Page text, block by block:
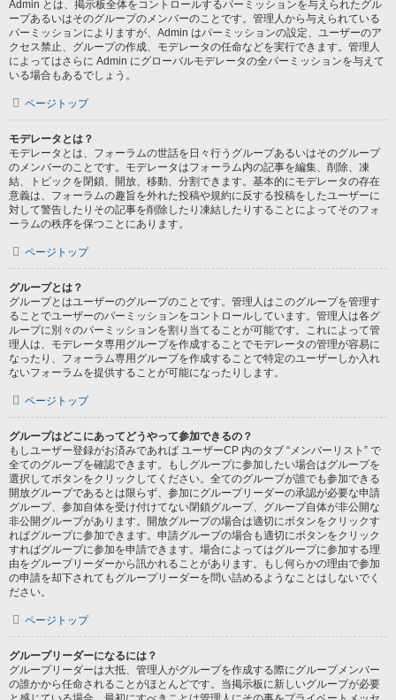
Admin とは、掲示板全体をコントロールするパーミッションを与えられたグル
ープあるいはそのグループのメンバーのことです。管理人から与えられている
パーミッションによりますが、Admin はパーミッションの設定、ユーザーのア
クセス禁止、グループの作成、モデレータの任命などを実行できます。管理人
によってはさらに Admin にグローバルモデレータの全パーミッションを与えて
いる場合もあるでしょう。
ページトップ
モデレータとは？
モデレータとは、フォーラムの世話を日々行うグループあるいはそのグループ
のメンバーのことです。モデレータはフォーラム内の記事を編集、削除、凍
結、トピックを閉鎖、開放、移動、分割できます。基本的にモデレータの存在
意義は、フォーラムの趣旨を外れた投稿や規約に反する投稿をしたユーザーに
対して警告したりその記事を削除したり凍結したりすることによってそのフォ
ーラムの秩序を保つことにあります。
ページトップ
グループとは？
グループとはユーザーのグループのことです。管理人はこのグループを管理す
ることでユーザーのパーミッションをコントロールしています。管理人は各グ
ループに別々のパーミッションを割り当てることが可能です。これによって管
理人は、モデレータ専用グループを作成することでモデレータの管理が容易に
なったり、フォーラム専用グループを作成することで特定のユーザーしか入れ
ないフォーラムを提供することが可能になったりします。
ページトップ
グループはどこにあってどうやって参加できるの？
もしユーザー登録がお済みであれば ユーザーCP 内のタブ “メンバーリスト” で
全てのグループを確認できます。もしグループに参加したい場合はグループを
選択してボタンをクリックしてください。全てのグループが誰でも参加できる
開放グループであるとは限らず、参加にグループリーダーの承認が必要な申請
グループ、参加自体を受け付けてない閉鎖グループ、グループ自体が非公開な
非公開グループがあります。開放グループの場合は適切にボタンをクリックす
ればグループに参加できます。申請グループの場合も適切にボタンをクリック
すればグループに参加を申請できます。場合によってはグループに参加する理
由をグループリーダーから訊かれることがあります。もし何らかの理由で参加
の申請を却下されてもグループリーダーを問い詰めるようなことはしないでく
ださい。
ページトップ
グループリーダーになるには？
グループリーダーは大抵、管理人がグループを作成する際にグループメンバー
の誰かから任命されることがほとんどです。当掲示板に新しいグループが必要